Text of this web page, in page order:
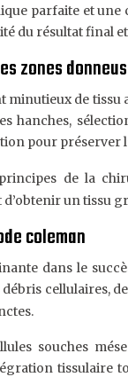
parfaite et
du résultat final
zones
de
hanches,
pour préserver
de la
un tissu
coleman
dans le
cellulaires,
souches